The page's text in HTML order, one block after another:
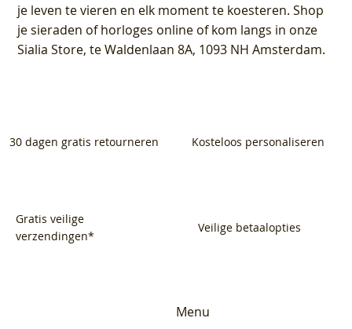
je leven te vieren en elk moment te koesteren. Shop
je sieraden of horloges online of kom langs in onze
Sialia Store, te Waldenlaan 8A, 1093 NH Amsterdam.
30 dagen gratis retourneren Kosteloos personaliseren
Gratis veilige
verzendingen*
Veilige betaalopties
Menu